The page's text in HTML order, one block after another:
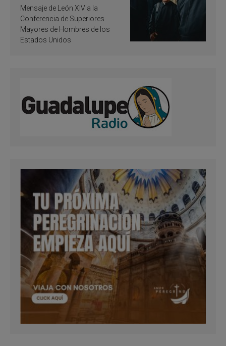
de inspiración y
santificación
Mensaje de León XIV a la
Conferencia de Superiores
Mayores de Hombres de los
Estados Unidos